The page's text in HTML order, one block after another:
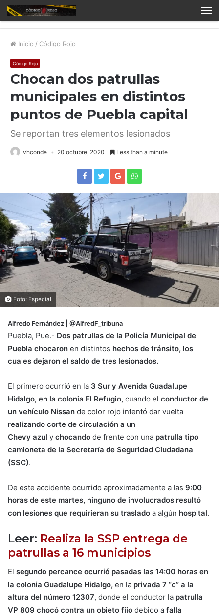
Inicio / Código Rojo
Código Rojo
Chocan dos patrullas
municipales en distintos
puntos de Puebla capital
Se reportan tres elementos lesionados
vhconde 20 octubre, 2020 Less than a minute
Foto: Especial
Alfredo Fernández | @AlfredF_tribuna
Puebla, Pue.- Dos patrullas de la Policía Municipal de
Puebla chocaron en distintos hechos de tránsito, los
cuales dejaron el saldo de tres lesionados.
El primero ocurrió en la 3 Sur y Avenida Guadalupe
Hidalgo, en la colonia El Refugio, cuando el conductor de
un vehículo Nissan de color rojo intentó dar vuelta
realizando corte de circulación a un
Chevy azul y chocando de frente con una patrulla tipo
camioneta de la Secretaría de Seguridad Ciudadana
(SSC).
De este accidente ocurrido aproximadamente a las 9:00
horas de este martes, ninguno de involucrados resultó
con lesiones que requirieran su traslado a algún hospital.
Leer: Realiza la SSP entrega de
patrullas a 16 municipios
El segundo percance ocurrió pasadas las 14:00 horas en
la colonia Guadalupe Hidalgo, en la privada 7 “c” a la
altura del número 12307, donde el conductor la patrulla
VP 809 chocó contra un objeto fijo debido a falla